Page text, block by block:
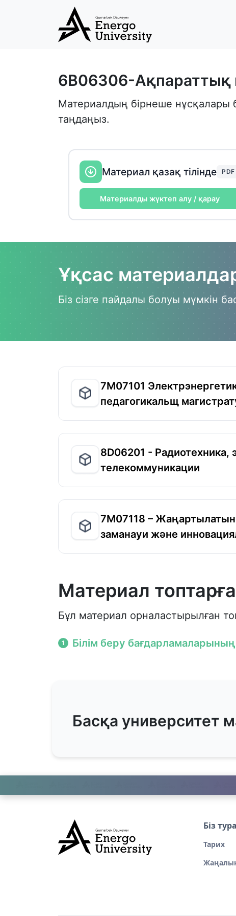
6B06306-Ақпараттық
Материалдың бірнеше нұсқалары
таңдаңыз.
Материал қазақ тілінде PDF
Материалды жүктеп алу / қарау
Ұқсас
Біз сізге пайдалы болуы мүмкін
7М07101
педагогикальщ
8D06201 - Радиотехника,
телекоммуникации
7M07118 –
заманауи және
Материал топтарға
Бұл материал орналастырылған
1 Білім беру
Басқа университет
Біз
Тарих